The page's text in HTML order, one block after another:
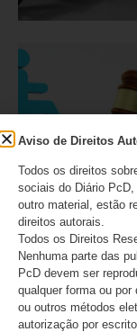
CATEGORIAS
Artigo/
Aviso de Direitos
Todos os direitos
sociais do Diário
outro material, estão
direitos autorais.
Todos os Direitos
Nenhuma parte das
PcD devem ser
qualquer forma ou
ou outros métodos
autorização por